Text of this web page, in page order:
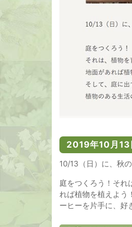
2019年10月13
10/13（日）に、秋
庭をつくろう！それ
れば植物を植えよう
ーヒーを片手に、好